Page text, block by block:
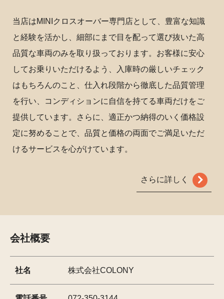
当店はMINIクロスオーバー専門店として、豊富な知識
と経験を活かし、細部にまで目を配って選び抜いた高
品質な車両のみを取り扱っております。お客様に安心
してお乗りいただけるよう、入庫時の厳しいチェック
はもちろんのこと、仕入れ段階から徹底した品質管理
を行い、コンディションに自信を持てる車両だけをご
提供しています。さらに、適正かつ納得のいく価格設
定に努めることで、品質と価格の両面でご満足いただ
けるサービスを心がけています。
さらに詳しく
会社概要
社名 株式会社COLONY